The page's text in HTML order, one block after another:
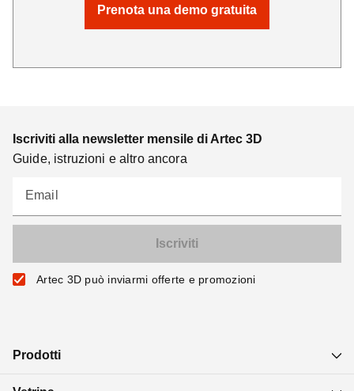
Prenota una demo gratuita
Iscriviti alla newsletter mensile di Artec 3D
Guide, istruzioni e altro ancora
Email
Artec 3D può inviarmi offerte e promozioni
Prodotti